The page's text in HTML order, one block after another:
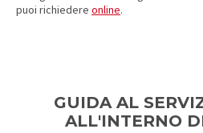
puoi richiedere online.
GUIDA AL
ALL'INTERNO